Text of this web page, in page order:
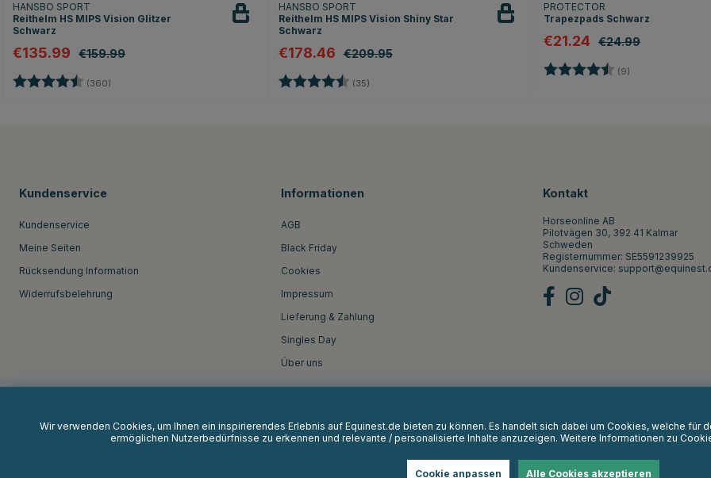
HANSBO SPORT
Reithelm HS MIPS Vision Glitzer
Schwarz
€135.99 €159.99
Bewertung: (360)
HANSBO SPORT
Reithelm HS MIPS Vision Shiny Star
Schwarz
€178.46 €209.95
Bewertung: (35)
PROTECTOR
Trapezpads Schwarz
€21.24 €24.99
Bewertung: (9)
Kundenservice
Kundenservice
Meine Seiten
Rücksendung Information
Widerrufsbelehrung
Informationen
AGB
Black Friday
Cookies
Impressum
Lieferung & Zahlung
Singles Day
Über uns
Kontakt
Horseonline AB
Pilotvägen 30, 392 41 Kalmar
Schweden
Registernummer: SE5591239925
Kundenservice:
Wir verwenden Cookies, um Ihnen ein inspirierendes Erlebnis auf Equinest.de bieten zu können. Es handelt sich dabei um Cookies, welche
ermöglichen Nutzerbedürfnisse zu erkennen und relevante / personalisierte Inhalte anzuzeigen. Weitere Informationen zu
Cookie anpassen Alle Cookies akzeptieren